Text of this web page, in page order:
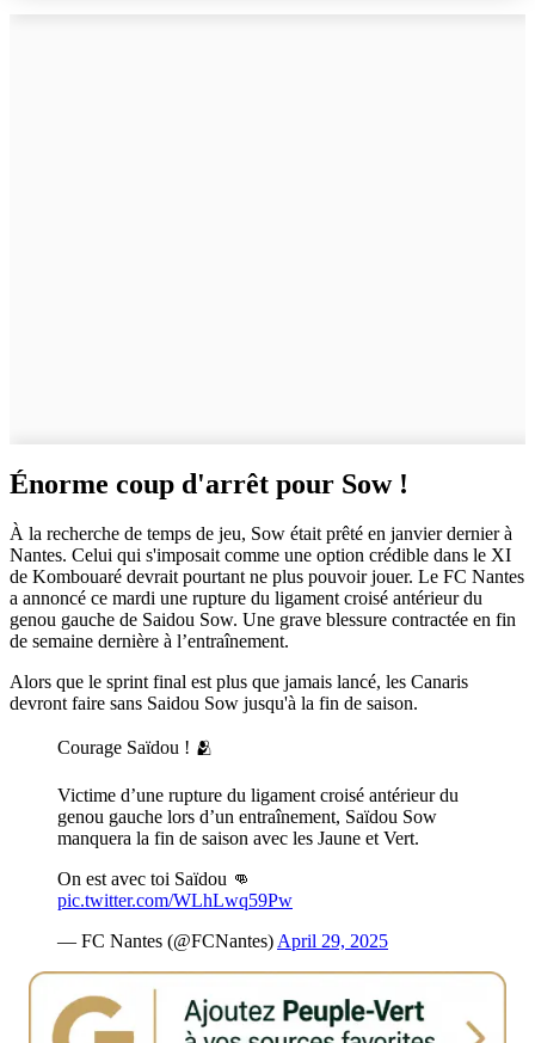
Énorme coup d'arrêt pour Sow !
À la recherche de temps de jeu, Sow était prêté en janvier dernier à
Nantes. Celui qui s'imposait comme une option crédible dans le XI
de Kombouaré devrait pourtant ne plus pouvoir jouer. Le FC Nantes
a annoncé ce mardi une rupture du ligament croisé antérieur du
genou gauche de Saidou Sow. Une grave blessure contractée en fin
de semaine dernière à l’entraînement.
Alors que le sprint final est plus que jamais lancé, les Canaris
devront faire sans Saidou Sow jusqu'à la fin de saison.
Courage Saïdou ! 🫂
Victime d’une rupture du ligament croisé antérieur du
genou gauche lors d’un entraînement, Saïdou Sow
manquera la fin de saison avec les Jaune et Vert.
On est avec toi Saïdou 👊
pic.twitter.com/WLhLwq59Pw
— FC Nantes (@FCNantes)April 29, 2025